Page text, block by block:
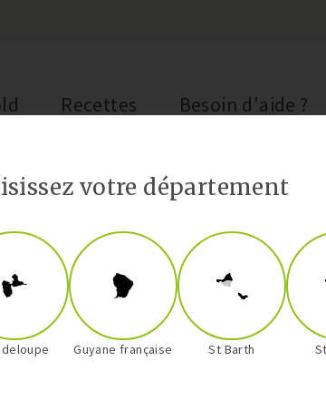
Recettes Besoin d'aide ?
Entrées
Mousse de
votre département
Guyane française St Barth